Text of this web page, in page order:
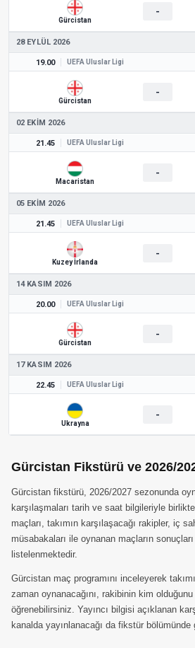
Gürcistan
-
28 EYLÜL 2026
19.00 UEFA Uluslar Ligi
Gürcistan
-
02 EKIM 2026
21.45 UEFA Uluslar Ligi
Macaristan
-
05 EKIM 2026
21.45 UEFA Uluslar Ligi
Kuzey İrlanda
-
14 KASIM 2026
20.00 UEFA Uluslar Ligi
Gürcistan
-
17 KASIM 2026
22.45 UEFA Uluslar Ligi
Ukrayna
-
Gürcistan Fikstürü ve 2026/
Gürcistan fikstürü, 2026/2027 sezonunda
karşılaşmaları tarih ve saat bilgileriyle
maçları, takımın karşılaşacağı rakipler, iç
müsabakaları ile oynanan maçların
listelenmektedir.
Gürcistan maç programını inceleyerek
zaman oynanacağını, rakibinin kim
öğrenebilirsiniz. Yayıncı bilgisi açıklanan
kanalda yayınlanacağı da fikstür bölümünde